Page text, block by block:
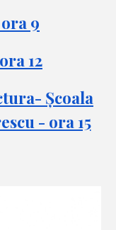
9
12
Școala
- ora 15